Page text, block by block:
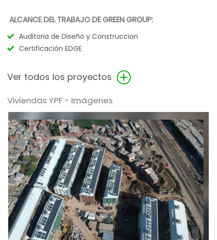
ALCANCE DEL TRABAJO DE GREEN GROUP:
Auditoria de Diseño y Construccion
Certificación EDGE
Ver todos los proyectos
Viviendas YPF - Imágenes